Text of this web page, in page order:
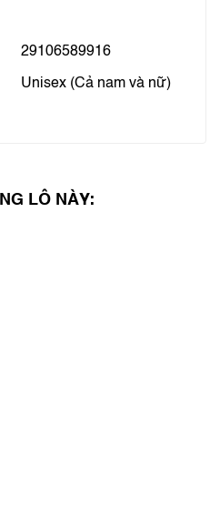
29106589916
Unisex (Cả nam và nữ)
LÔ NÀY: